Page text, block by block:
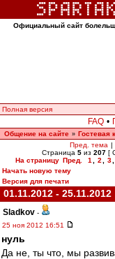
Официальный сайт
Полная версия
FAQ •
Общение на сайте » Гостевая
Пред. тема |
Страница 5 из 207 [
На страницу Пред. 1 2 3
Начать новую тему
Версия для печати
01.11.2012 - 25.11.2012
Sladkov -
25 ноя 2012 16:51
нуль
Да не, ты что, мы